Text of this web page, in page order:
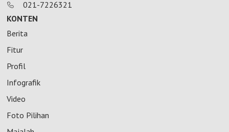
021-7226321
KONTEN
Berita
Fitur
Profil
Infografik
Video
Foto Pilihan